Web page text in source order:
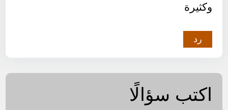
وكثيرة
رد
اكتب سؤالًا